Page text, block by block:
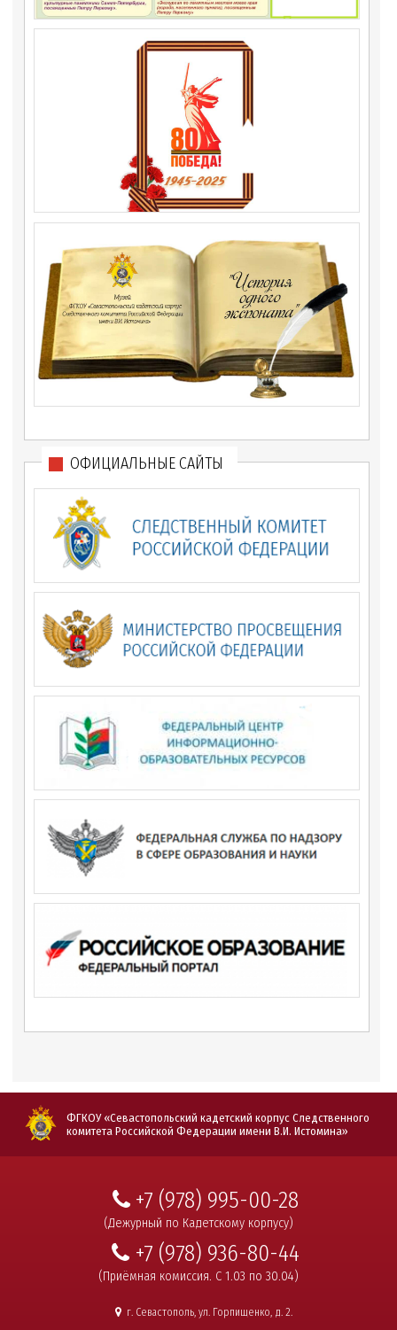
ОФИЦИАЛЬНЫЕ САЙТЫ
ФГКОУ «Севастопольский кадетский корпус Следственного
комитета Российской Федерации имени В.И. Истомина»
+7 (978) 995-00-28
(Дежурный по Кадетскому корпусу)
+7 (978) 936-80-44
(Приёмная комиссия. С 1.03 по 30.04)
г. Севастополь, ул. Горпищенко, д. 2.